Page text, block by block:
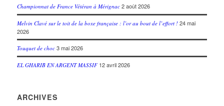
Championnat de France Vétéran à Mérignac 2 août 2026
Melvin Clavé sur le toit de la boxe française : l’or au bout de l’effort ! 24 mai
2026
Touquet de choc 3 mai 2026
EL GHARIB EN ARGENT MASSIF 12 avril 2026
ARCHIVES